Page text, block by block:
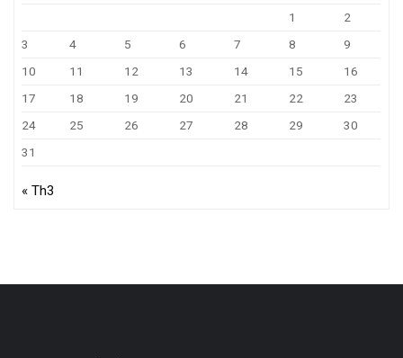
1
2
3
4 5 6 7 8
9
10
11 12 13 14 15
16
17
18 19 20 21 22
23
24
25 26 27 28 29
30
31
« Th3